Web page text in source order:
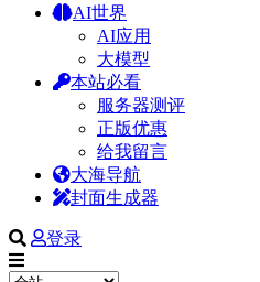
AI世界
AI应用
大模型
本站必看
服务器测评
正版优惠
给我留言
大海导航
封面生成器
登录